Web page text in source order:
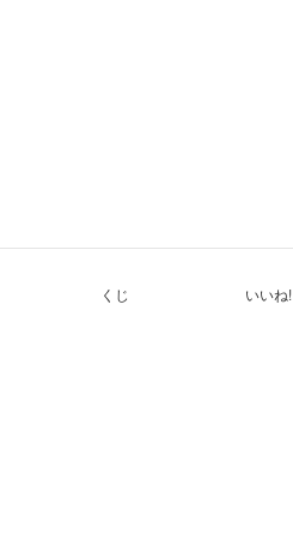
くじ いいね!